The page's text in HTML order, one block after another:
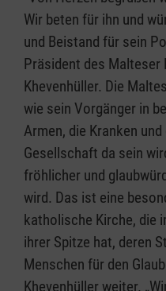
Wir beten für ihn und
und Beistand für sein
Präsident des Malteser
Khevenhüller. Die
wie sein Vorgänger in
Armen, die Kranken
Gesellschaft da sein
fröhlicher und
wird. Das ist eine
katholische Kirche, die
ihrer Spitze hat, deren
Menschen für den
Khevenhüller weiter.